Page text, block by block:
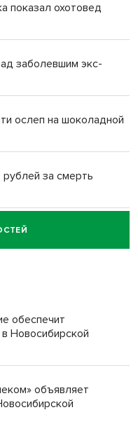
показал охотовед
заболевшим экс-
ослеп на шоколадной
за смерть
за смерть
обеспечит
Новосибирской
объявляет